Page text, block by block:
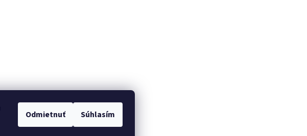
Odmietnuť Súhlasím